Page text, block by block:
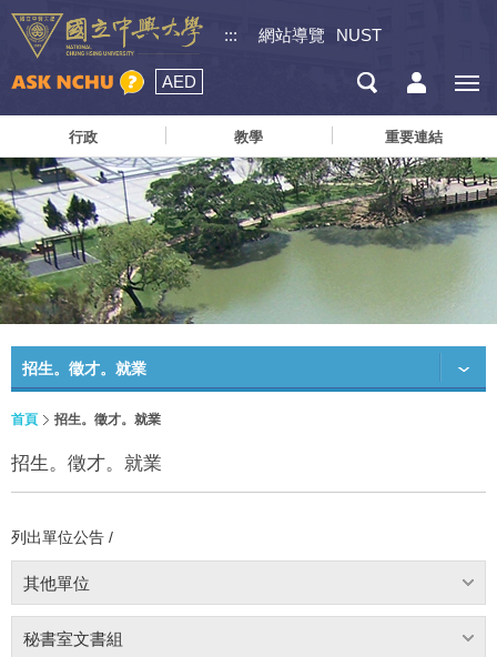
::: 網站導覽 NUST
AED
行政 教學 重要連結
招生。徵才。就業
首頁 招生。徵才。就業
招生。徵才。就業
列出單位公告 /
其他單位
秘書室文書組